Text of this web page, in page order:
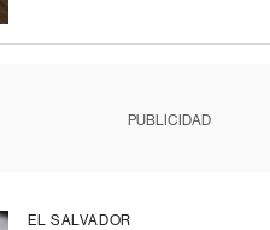
PUBLICIDAD
EL SALVADOR